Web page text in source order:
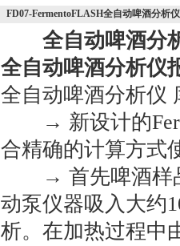
FD07-FermentoFLASH全自动啤酒分析
全自动啤酒分
全自动啤酒分析仪
全自动啤酒分析仪
→ 新设计的
合精确的计算方式
→ 首先啤酒样品
动泵仪器吸入大约
析。在加热过程中